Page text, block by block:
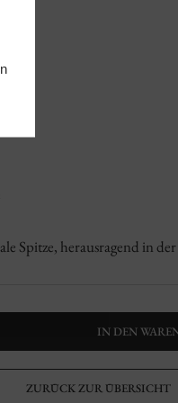
Spitze, herausragend in
IN DEN
ZURÜCK ZUR ÜBERSICHT